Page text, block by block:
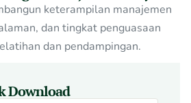
keterampilan manajemen
dan tingkat penguasaan
dan pendampingan.
Download